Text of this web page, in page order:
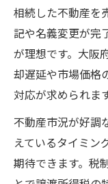
相続した不動産を
記や名義変更が完
が理想です。大阪
却遅延や市場価格
対応が求められます
不動産市況が好調
えているタイミン
期待できます。税